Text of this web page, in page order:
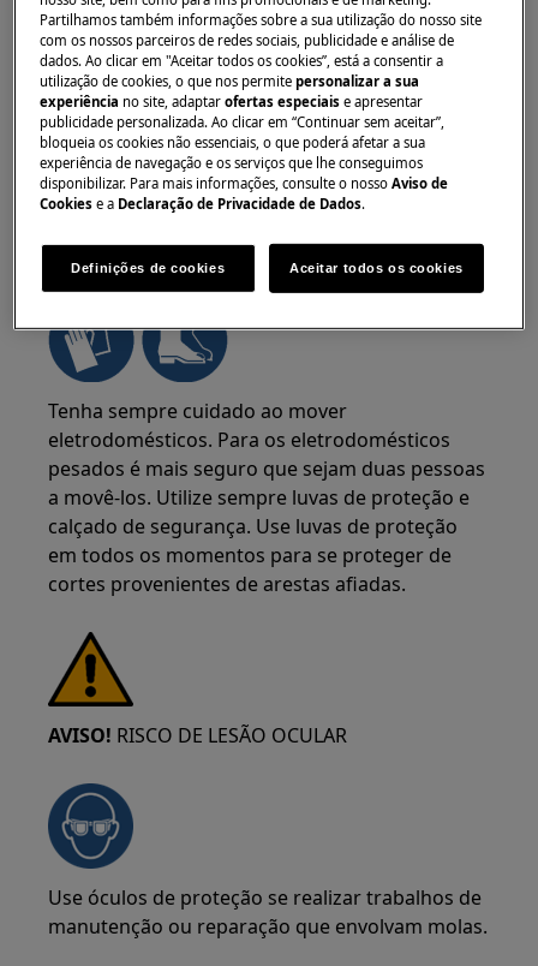
AVISO!RISCO DE LESÃO
Tenha sempre cuidado ao mover
eletrodomésticos. Para os eletrodomésticos
pesados é mais seguro que sejam duas pessoas
a movê-los. Utilize sempre luvas de proteção e
calçado de segurança. Use luvas de proteção
em todos os momentos para se proteger de
cortes provenientes de arestas afiadas.
AVISO! RISCO DE LESÃO OCULAR
Use óculos de proteção se realizar trabalhos de
manutenção ou reparação que envolvam molas.
Partilhamos também informações sobre a sua utilização do nosso site
com os nossos parceiros de redes sociais, publicidade e análise de
dados. Ao clicar em "Aceitar todos os cookies”, está a consentir a
utilização de cookies, o que nos permitepersonalizar a sua
experiência no site, adaptarofertas especiaise apresentar
publicidade personalizada. Ao clicar em “Continuar sem aceitar”,
bloqueia os cookies não essenciais, o que poderá afetar a sua
experiência de navegação e os serviços que lhe conseguimos
disponibilizar. Para mais informações, consulte o nossoAviso de
Cookies e a Declaração de Privacidade de Dados.
Definições de cookies Aceitar todos os cookies